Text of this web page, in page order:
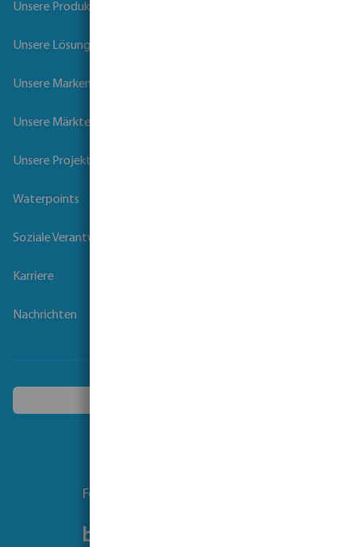
Unsere Produkte
Unsere Lösungen
Unsere Marken
Unsere Märkte
Unsere Projekte
Waterpoints
Soziale Verantwortung der Unternehmen
Karriere
Nachrichten
Folgen Sie uns